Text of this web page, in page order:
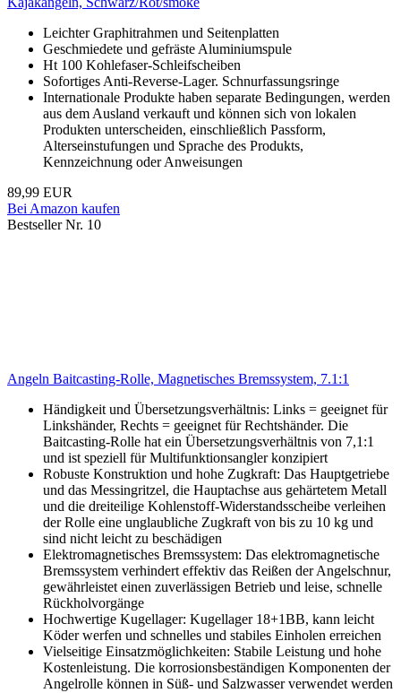
Leichter Graphitrahmen und Seitenplatten
Geschmiedete und gefräste Aluminiumspule
Ht 100 Kohlefaser-Schleifscheiben
Sofortiges Anti-Reverse-Lager. Schnurfassungsringe
Internationale Produkte haben separate Bedingungen, werden
aus dem Ausland verkauft und können sich von lokalen
Produkten unterscheiden, einschließlich Passform,
Alterseinstufungen und Sprache des Produkts,
Kennzeichnung oder Anweisungen
89,99 EUR
Bei Amazon kaufen
Bestseller Nr. 10
Angeln Baitcasting-Rolle, Magnetisches Bremssystem, 7.1:1
Händigkeit und Übersetzungsverhältnis: Links = geeignet für
Linkshänder, Rechts = geeignet für Rechtshänder. Die
Baitcasting-Rolle hat ein Übersetzungsverhältnis von 7,1:1
und ist speziell für Multifunktionsangler konzipiert
Robuste Konstruktion und hohe Zugkraft: Das Hauptgetriebe
und das Messingritzel, die Hauptachse aus gehärtetem Metall
und die dreiteilige Kohlenstoff-Widerstandsscheibe verleihen
der Rolle eine unglaubliche Zugkraft von bis zu 10 kg und
sind nicht leicht zu beschädigen
Elektromagnetisches Bremssystem: Das elektromagnetische
Bremssystem verhindert effektiv das Reißen der Angelschnur,
gewährleistet einen zuverlässigen Betrieb und leise, schnelle
Rückholvorgänge
Hochwertige Kugellager: Kugellager 18+1BB, kann leicht
Köder werfen und schnelles und stabiles Einholen erreichen
Vielseitige Einsatzmöglichkeiten: Stabile Leistung und hohe
Kostenleistung. Die korrosionsbeständigen Komponenten der
Angelrolle können in Süß- und Salzwasser verwendet werden